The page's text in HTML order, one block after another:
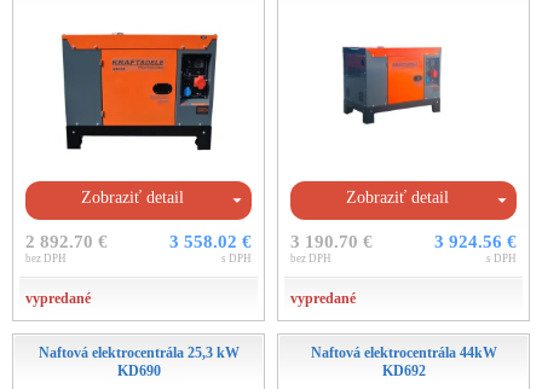
Zobraziť detail
2 892.70 €
bez DPH
3 558.02 €
s DPH
vypredané
Zobraziť detail
3 190.70 €
bez DPH
3 924.56 €
s DPH
vypredané
Naftová elektrocentrála 25,3 kW
KD690
Naftová elektrocentrála 44kW
KD692